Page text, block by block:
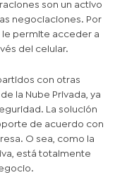
son un activo
negociaciones. Por
le permite acceder a
del celular.
con otras
la Nube Privada, ya
La solución
de acuerdo con
O sea, como la
está totalmente